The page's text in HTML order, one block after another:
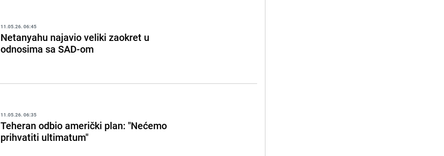
11.05.26. 06:45
Netanyahu najavio veliki zaokret u
odnosima sa SAD-om
11.05.26. 06:35
Teheran odbio američki plan: "Nećemo
prihvatiti ultimatum"